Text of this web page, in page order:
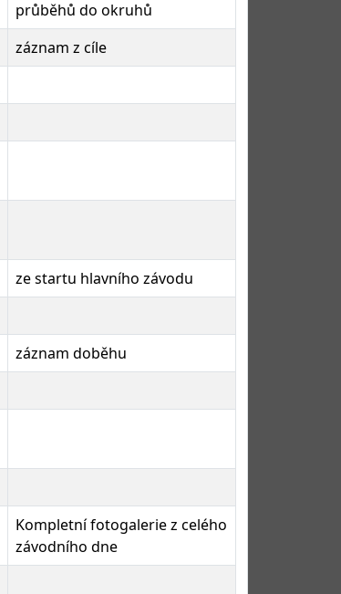
průběhů do okruhů
záznam z cíle
ze startu hlavního závodu
záznam doběhu
Kompletní fotogalerie z celého
závodního dne